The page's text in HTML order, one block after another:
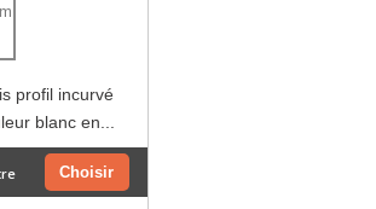
profil incurvé
blanc en...
Choisir